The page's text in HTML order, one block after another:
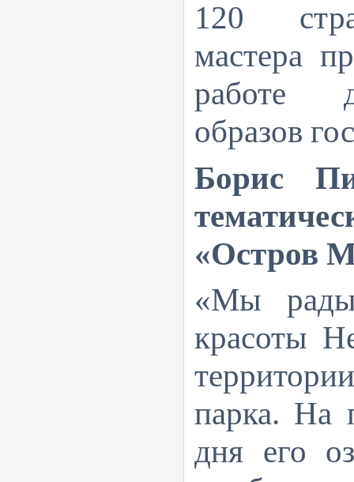
120
мастера
работе
образов
Борис
«Остров
«Мы
красоты
парка. На
дня его